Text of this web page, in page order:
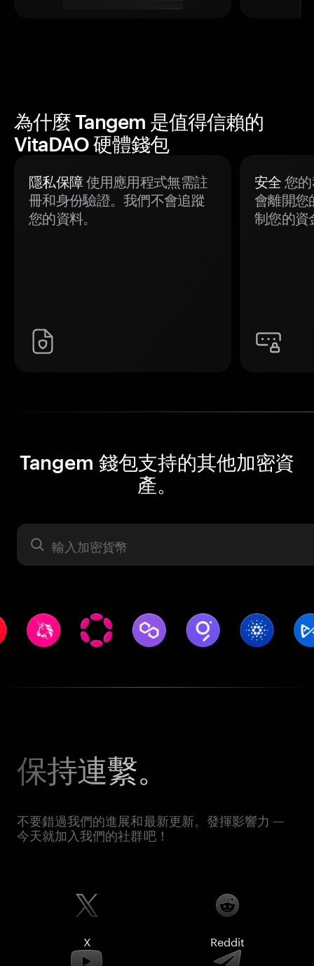
為什麼 Tangem 是值得信賴的
VitaDAO 硬體錢包
隱私保障使用應用程式無需註
冊和身份驗證。我們不會追蹤
您的資料。
安全 您
會離開您
制您的資
Tangem 錢包支持的其他加密資
產。
資產
保持連繫。
不要錯過我們的進展和最新更新。發揮影響力 —
今天就加入我們的社群吧！
X Reddit